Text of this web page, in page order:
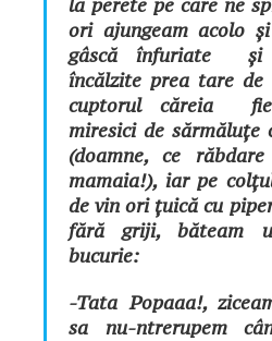
ori ajungeam acolo
gâscă înfuriate și
încălzite prea tare
cuptorul căreia
miresici de sărmăluțe
(doamne, ce
mamaia!), iar pe
de vin ori țuică cu
fără griji, băteam
bucurie:
-Tata Popaaa!,
sa nu-ntrerupem